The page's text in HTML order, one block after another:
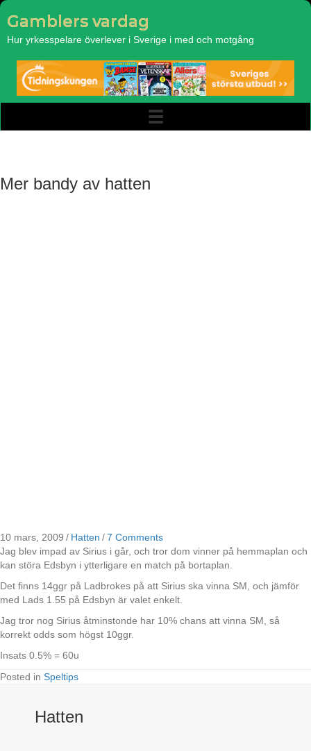
Gamblers vardag
Hur yrkesspelare överlever i Sverige i med och motgång
Mer bandy av hatten
10 mars, 2009 / Hatten /7 Comments
Jag blev impad av Sirius i går, och tror dom vinner på hemmaplan och
kan störa Edsbyn i ytterligare en match på bortaplan.
Det finns 14ggr på Ladbrokes på att Sirius ska vinna SM, och jämför
med Lads 1.55 på Edsbyn är valet enkelt.
Jag tror nog Sirius åtminstonde har 10% chans att vinna SM, så
korrekt odds som högst 10ggr.
Insats 0.5% = 60u
Posted in Speltips
Hatten